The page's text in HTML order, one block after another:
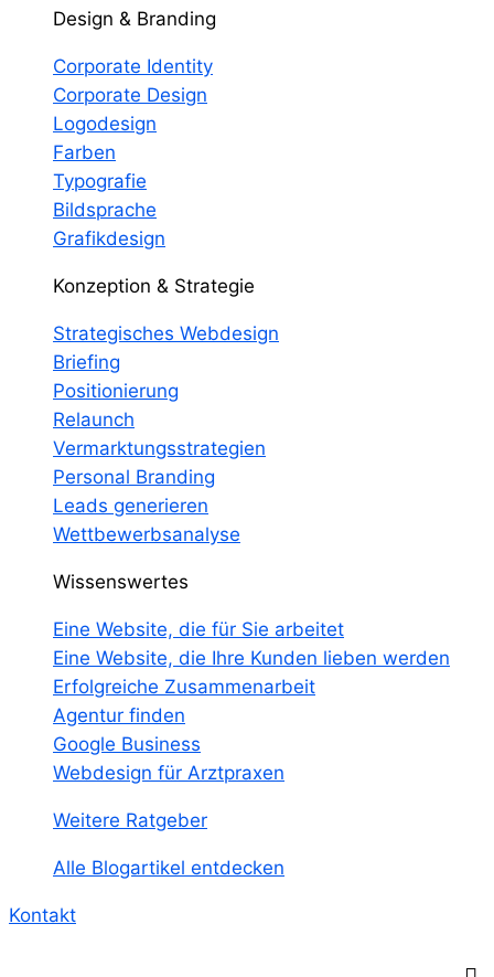
Design & Branding
Corporate Identity
Corporate Design
Logodesign
Farben
Typografie
Bildsprache
Grafikdesign
Konzeption & Strategie
Strategisches Webdesign
Briefing
Positionierung
Relaunch
Vermarktungsstrategien
Personal Branding
Leads generieren
Wettbewerbsanalyse
Wissenswertes
Eine Website, die für Sie arbeitet
Eine Website, die Ihre Kunden lieben werden
Erfolgreiche Zusammenarbeit
Agentur finden
Google Business
Webdesign für Arztpraxen
Weitere Ratgeber
Alle Blogartikel entdecken
Kontakt